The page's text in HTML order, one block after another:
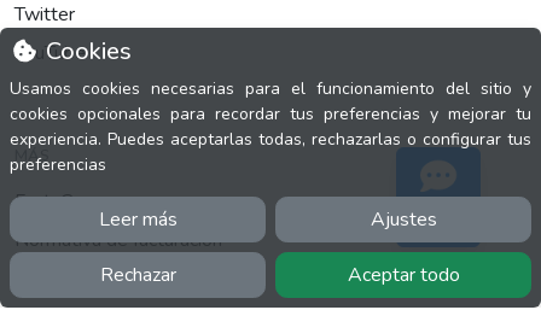
Cookies
Usamos cookies necesarias para el funcionamiento del sitio y
cookies opcionales para recordar tus preferencias y mejorar tu
experiencia. Puedes aceptarlas todas, rechazarlas o configurar tus
preferencias
Leer más Ajustes
Rechazar Aceptar todo
Twitter
YouTube
MÁS
FactuCon
Normativa de facturación
Programa de Partners
Soporte